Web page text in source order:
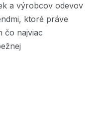
a výrobcov odevov
ktoré práve
čo najviac